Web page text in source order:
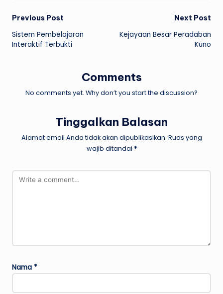
Post
navigation
Previous Post
Sistem Pembelajaran
Interaktif Terbukti
Next Post
Kejayaan Besar Peradaban
Kuno
Comments
No comments yet. Why don’t you start the discussion?
Tinggalkan Balasan
Alamat email Anda tidak akan dipublikasikan. Ruas yang
wajib ditandai *
Nama *